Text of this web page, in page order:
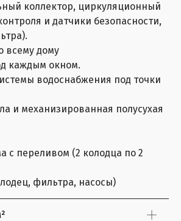
коллектор, циркуляционный
и датчики безопасности,
всему дому
каждым окном.
водоснабжения под точки
и механизированная полусухая
с переливом (2 колодца по 2
фильтра, насосы)